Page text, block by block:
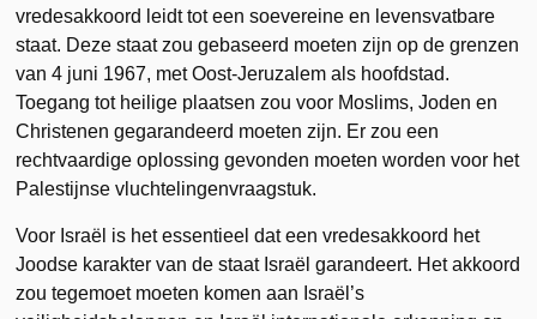
vredesakkoord leidt tot een soevereine en levensvatbare
staat. Deze staat zou gebaseerd moeten zijn op de grenzen
van 4 juni 1967, met Oost-Jeruzalem als hoofdstad.
Toegang tot heilige plaatsen zou voor Moslims, Joden en
Christenen gegarandeerd moeten zijn. Er zou een
rechtvaardige oplossing gevonden moeten worden voor het
Palestijnse vluchtelingenvraagstuk.
Voor Israël is het essentieel dat een vredesakkoord het
Joodse karakter van de staat Israël garandeert. Het akkoord
zou tegemoet moeten komen aan Israël’s